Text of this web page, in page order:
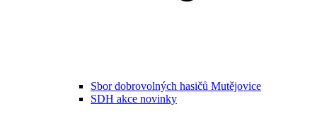
Sbor dobrovolných hasičů Mutějovice
SDH akce novinky